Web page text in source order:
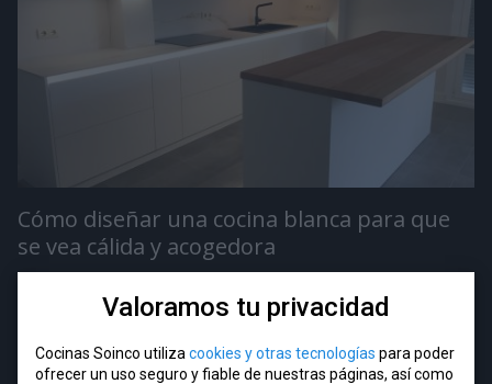
Cómo diseñar una cocina blanca para que
se vea cálida y acogedora
LEER ENTRADA
Valoramos tu privacidad
Cocinas Soinco utiliza cookies y otras tecnologías para poder
ofrecer un uso seguro y fiable de nuestras páginas, así como